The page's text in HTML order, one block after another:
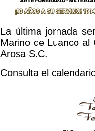
La última jornada
Marino de Luanco al
Arosa S.C.
Consulta el